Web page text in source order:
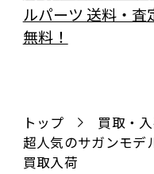
トップ
買取・
超人気のサガンモデ
買取入荷